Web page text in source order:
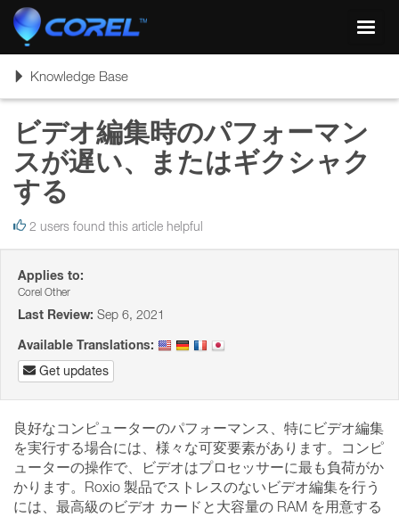
ToggleKnowledge Base
ビデオ編集時のパフォーマン
スが遅い、またはギクシャク
する
2 users found this article helpful
Applies to:
Corel Other
Last Review: Sep 6, 2021
Available Translations:
Get updates
良好なコンピューターのパフォーマンス、特にビデオ編集
を実行する場合には、様々な可変要素があります。コンピ
ューターの操作で、ビデオはプロセッサーに最も負荷がか
かります。Roxio 製品でストレスのないビデオ編集を行う
には、最高級のビデオ カードと大容量の RAM を用意する